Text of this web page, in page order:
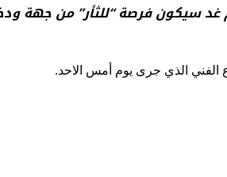
مختار عريبي، بنتيجة 1-2، مما يوحي ان نهائي يوم غد سيكون
الفني الذي جرى يوم أمس الاحد.